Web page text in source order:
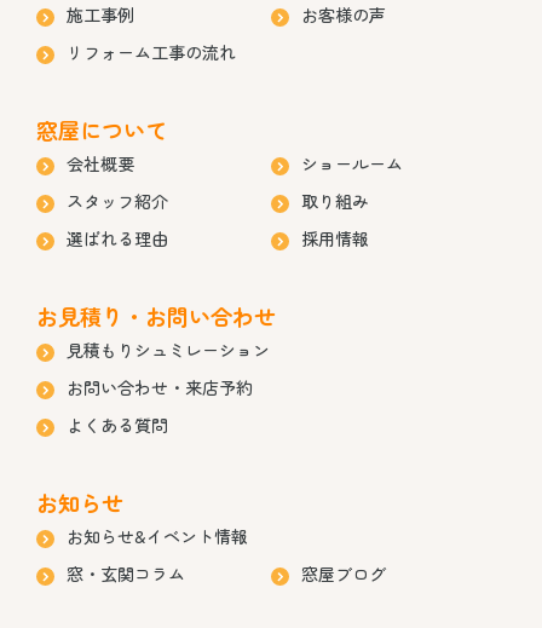
施工事例
お客様の声
リフォーム工事の流れ
窓屋について
会社概要
ショールーム
スタッフ紹介
取り組み
選ばれる理由
採用情報
お見積り・お問い合わせ
見積もりシュミレーション
お問い合わせ・来店予約
よくある質問
お知らせ
お知らせ&イベント情報
窓・玄関コラム
窓屋ブログ